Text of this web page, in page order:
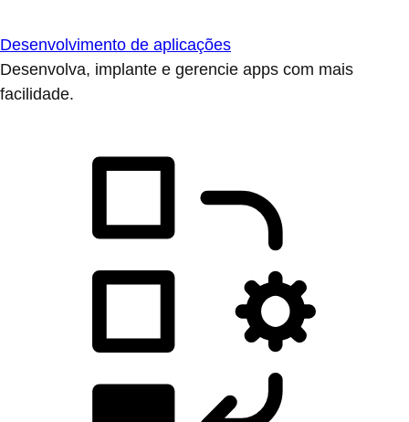
Desenvolvimento de aplicações
Desenvolva, implante e gerencie apps com mais
facilidade.